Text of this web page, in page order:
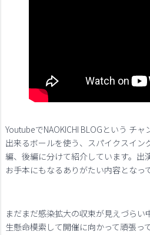
YoutubeでNAOKICHI BLOGという チ
出来るボールを使う、スパイクスイン
編、後編に分けて紹介しています。出
お手本にもなるありがたい内容となっ
まだまだ感染拡大の収束が見えづら
生懸命模索して開催に向かって頑張っ